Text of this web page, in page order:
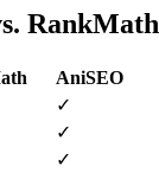
RankMath
AniSEO
✓
✓
✓